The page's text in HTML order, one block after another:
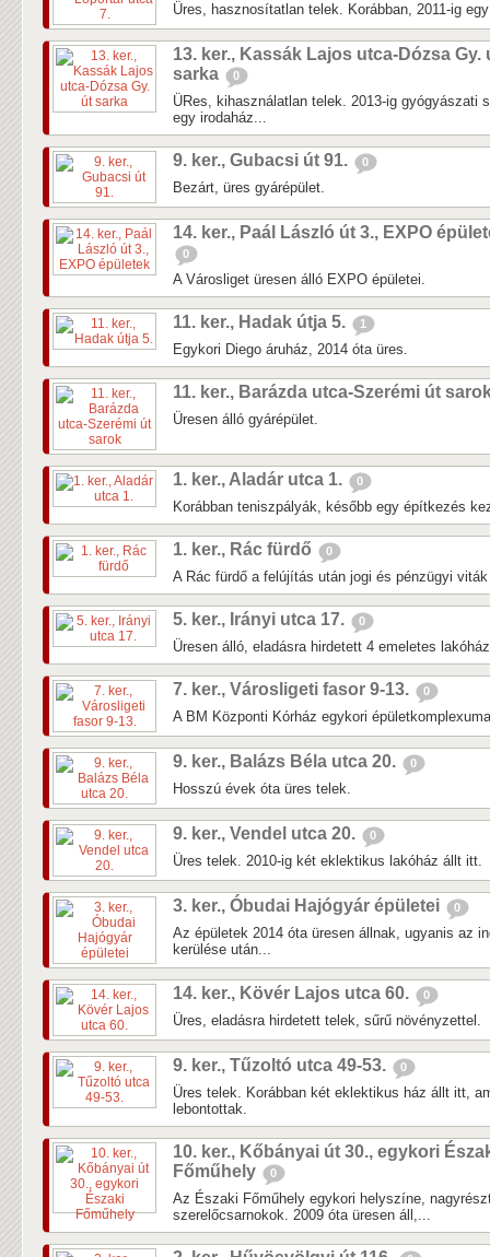
Üres, hasznosítatlan telek. Korábban, 2011-ig
13. ker., Kassák Lajos utca-Dózsa Gy.
sarka
0
ÜRes, kihasználatlan telek. 2013-ig gyógyászati
egy irodaház...
9. ker., Gubacsi út 91. 0
Bezárt, üres gyárépület.
14. ker., Paál László út 3., EXPO
0
A Városliget üresen álló EXPO épületei.
11. ker., Hadak útja 5. 1
Egykori Diego áruház, 2014 óta üres.
11. ker., Barázda utca-Szerémi út
Üresen álló gyárépület.
1. ker., Aladár utca 1. 0
Korábban teniszpályák, később egy építkezés
1. ker., Rác fürdő 0
A Rác fürdő a felújítás után jogi és pénzügyi
5. ker., Irányi utca 17. 0
Üresen álló, eladásra hirdetett 4 emeletes
7. ker., Városligeti fasor 9-13. 0
A BM Központi Kórház egykori
9. ker., Balázs Béla utca 20. 0
Hosszú évek óta üres telek.
9. ker., Vendel utca 20. 0
Üres telek. 2010-ig két eklektikus lakóház állt itt.
3. ker., Óbudai Hajógyár épületei 0
Az épületek 2014 óta üresen állnak, ugyanis az
kerülése után...
14. ker., Kövér Lajos utca 60. 0
Üres, eladásra hirdetett telek, sűrű növényzettel.
9. ker., Tűzoltó utca 49-53. 0
Üres telek. Korábban két eklektikus ház állt itt,
lebontottak.
10. ker., Kőbányai út 30., egykori
Főműhely
0
Az Északi Főműhely egykori helyszíne,
szerelőcsarnokok. 2009 óta üresen áll,...